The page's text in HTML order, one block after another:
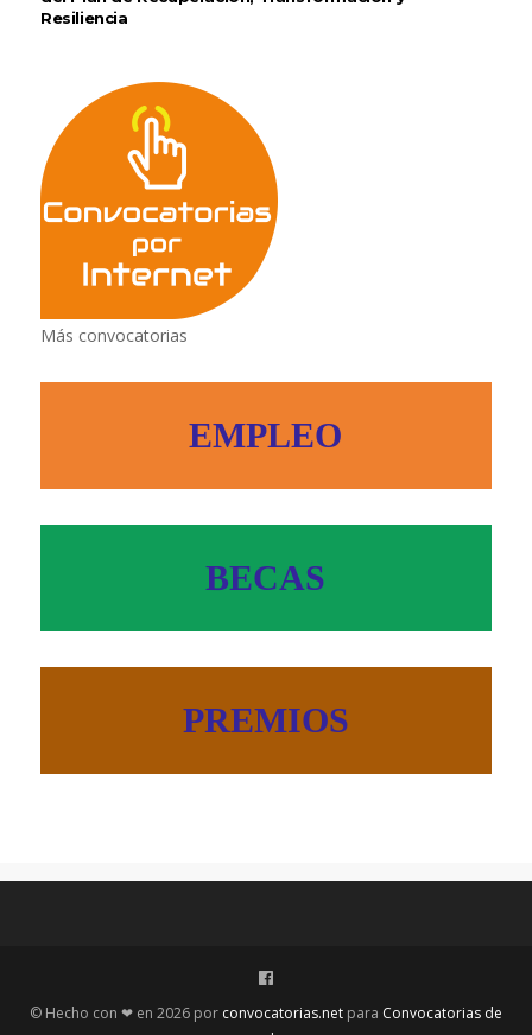
Resiliencia
Más convocatorias
EMPLEO
BECAS
PREMIOS
© Hecho con ❤ en 2026 por convocatorias.netpara Convocatorias de